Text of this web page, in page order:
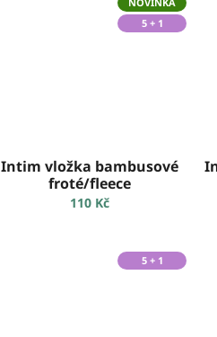
5 + 1
Intim vložka bambusové
froté/fleece
110 Kč
5 + 1